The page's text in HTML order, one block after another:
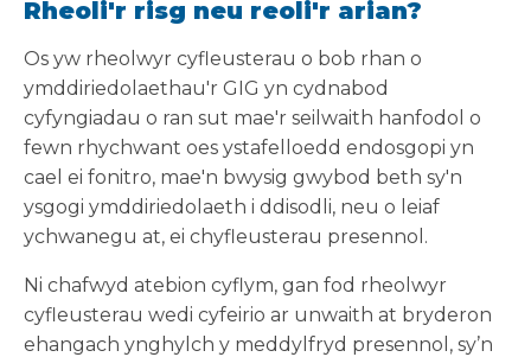
Rheoli'r risg neu reoli'r arian?
Os yw rheolwyr cyfleusterau o bob rhan o
ymddiriedolaethau'r GIG yn cydnabod
cyfyngiadau o ran sut mae'r seilwaith hanfodol o
fewn rhychwant oes ystafelloedd endosgopi yn
cael ei fonitro, mae'n bwysig gwybod beth sy'n
ysgogi ymddiriedolaeth i ddisodli, neu o leiaf
ychwanegu at, ei chyfleusterau presennol.
Ni chafwyd atebion cyflym, gan fod rheolwyr
cyfleusterau wedi cyfeirio ar unwaith at bryderon
ehangach ynghylch y meddylfryd presennol, sy’n